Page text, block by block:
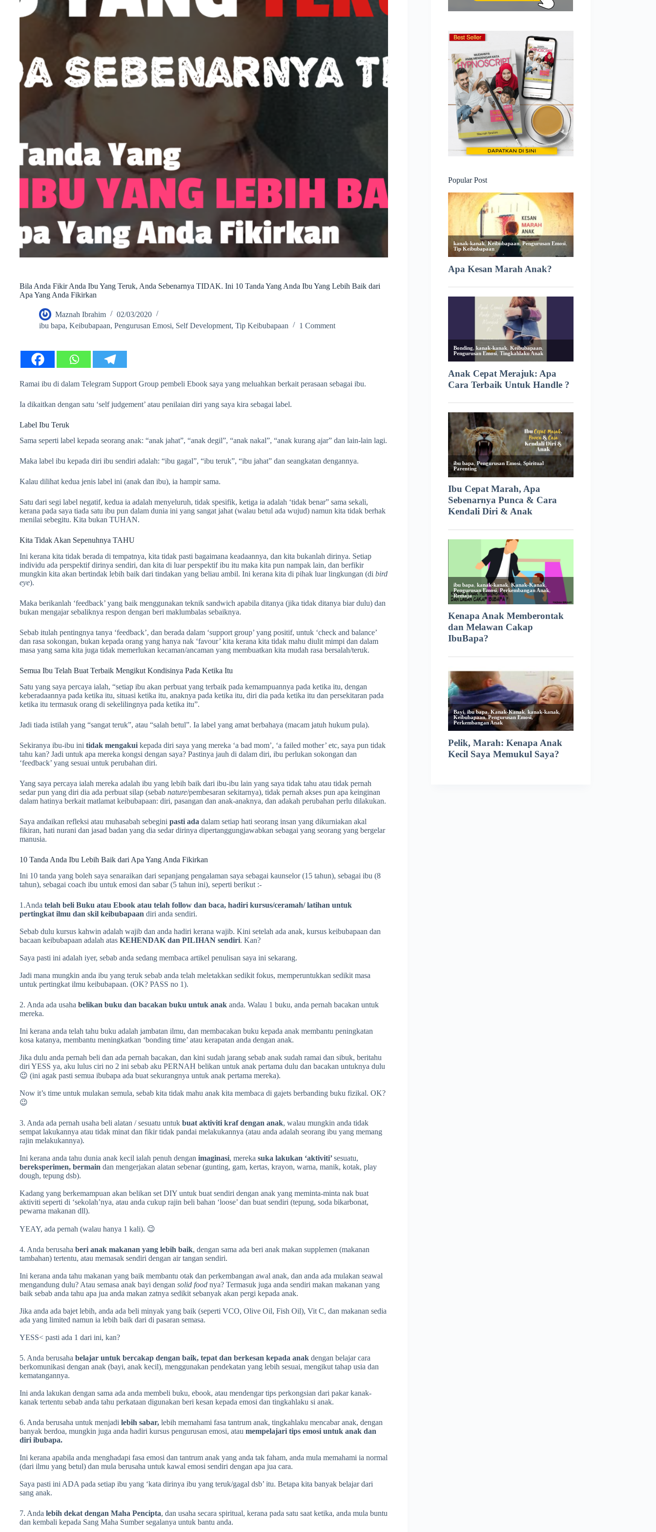
Bila Anda Fikir Anda Ibu Yang Teruk, Anda Sebenarnya TIDAK. Ini 10 Tanda Yang Anda Ibu Yang Lebih Baik dari
Apa Yang Anda Fikirkan
Maznah Ibrahim
02/03/2020
ibu bapa, Keibubapaan, Pengurusan Emosi, Self Development, Tip Keibubapaan 1 Comment
Ramai ibu di dalam Telegram Support Group pembeli Ebook saya yang meluahkan berkait perasaan sebagai ibu.
Ia dikaitkan dengan satu ‘self judgement’ atau penilaian diri yang saya kira sebagai label.
Label Ibu Teruk
Sama seperti label kepada seorang anak: “anak jahat”, “anak degil”, “anak nakal”, “anak kurang ajar” dan lain-lain lagi.
Maka label ibu kepada diri ibu sendiri adalah: “ibu gagal”, “ibu teruk”, “ibu jahat” dan seangkatan dengannya.
Kalau dilihat kedua jenis label ini (anak dan ibu), ia hampir sama.
Satu dari segi label negatif, kedua ia adalah menyeluruh, tidak spesifik, ketiga ia adalah ‘tidak benar” sama sekali,
kerana pada saya tiada satu ibu pun dalam dunia ini yang sangat jahat (walau betul ada wujud) namun kita tidak berhak
menilai sebegitu. Kita bukan TUHAN.
Kita Tidak Akan Sepenuhnya TAHU
Ini kerana kita tidak berada di tempatnya, kita tidak pasti bagaimana keadaannya, dan kita bukanlah dirinya. Setiap
individu ada perspektif dirinya sendiri, dan kita di luar perspektif ibu itu maka kita pun nampak lain, dan berfikir
mungkin kita akan bertindak lebih baik dari tindakan yang beliau ambil. Ini kerana kita di pihak luar lingkungan (di bird
eye).
Maka berikanlah ‘feedback’ yang baik menggunakan teknik sandwich apabila ditanya (jika tidak ditanya biar dulu) dan
bukan mengajar sebaliknya respon dengan beri maklumbalas sebaiknya.
Sebab itulah pentingnya tanya ‘feedback’, dan berada dalam ‘support group’ yang positif, untuk ‘check and balance’
dan rasa sokongan, bukan kepada orang yang hanya nak ‘favour’ kita kerana kita tidak mahu diulit mimpi dan dalam
masa yang sama kita juga tidak memerlukan kecaman/ancaman yang membuatkan kita mudah rasa bersalah/teruk.
Semua Ibu Telah Buat Terbaik Mengikut Kondisinya Pada Ketika Itu
Satu yang saya percaya ialah, “setiap ibu akan perbuat yang terbaik pada kemampuannya pada ketika itu, dengan
keberadaannya pada ketika itu, situasi ketika itu, anaknya pada ketika itu, diri dia pada ketika itu dan persekitaran pada
ketika itu termasuk orang di sekelilingnya pada ketika itu”.
Jadi tiada istilah yang “sangat teruk”, atau “salah betul”. Ia label yang amat berbahaya (macam jatuh hukum pula).
Sekiranya ibu-ibu ini tidak mengakui kepada diri saya yang mereka ‘a bad mom’, ‘a failed mother’ etc, saya pun tidak
tahu kan? Jadi untuk apa mereka kongsi dengan saya? Pastinya jauh di dalam diri, ibu perlukan sokongan dan
‘feedback’ yang sesuai untuk perubahan diri.
Yang saya percaya ialah mereka adalah ibu yang lebih baik dari ibu-ibu lain yang saya tidak tahu atau tidak pernah
sedar pun yang diri dia ada perbuat silap (sebab nature/pembesaran sekitarnya), tidak pernah akses pun apa keinginan
dalam hatinya berkait matlamat keibubapaan: diri, pasangan dan anak-anaknya, dan adakah perubahan perlu dilakukan.
Saya andaikan refleksi atau muhasabah sebegini pasti ada dalam setiap hati seorang insan yang dikurniakan akal
fikiran, hati nurani dan jasad badan yang dia sedar dirinya dipertanggungjawabkan sebagai yang seorang yang bergelar
manusia.
10 Tanda Anda Ibu Lebih Baik dari Apa Yang Anda Fikirkan
Ini 10 tanda yang boleh saya senaraikan dari sepanjang pengalaman saya sebagai kaunselor (15 tahun), sebagai ibu (8
tahun), sebagai coach ibu untuk emosi dan sabar (5 tahun ini), seperti berikut :-
1.Anda telah beli Buku atau Ebook atau telah follow dan baca, hadiri kursus/ceramah/ latihan untuk
pertingkat ilmu dan skil keibubapaan diri anda sendiri.
Sebab dulu kursus kahwin adalah wajib dan anda hadiri kerana wajib. Kini setelah ada anak, kursus keibubapaan dan
bacaan keibubapaan adalah atas KEHENDAK dan PILIHAN sendiri. Kan?
Saya pasti ini adalah iyer, sebab anda sedang membaca artikel penulisan saya ini sekarang.
Jadi mana mungkin anda ibu yang teruk sebab anda telah meletakkan sedikit fokus, memperuntukkan sedikit masa
untuk pertingkat ilmu keibubapaan. (OK? PASS no 1).
2. Anda ada usaha belikan buku dan bacakan buku untuk anak anda. Walau 1 buku, anda pernah bacakan untuk
mereka.
Ini kerana anda telah tahu buku adalah jambatan ilmu, dan membacakan buku kepada anak membantu peningkatan
kosa katanya, membantu meningkatkan ‘bonding time’ atau kerapatan anda dengan anak.
Jika dulu anda pernah beli dan ada pernah bacakan, dan kini sudah jarang sebab anak sudah ramai dan sibuk, beritahu
diri YESS ya, aku lulus ciri no 2 ini sebab aku PERNAH belikan untuk anak pertama dulu dan bacakan untuknya dulu
😉 (ini agak pasti semua ibubapa ada buat sekurangnya untuk anak pertama mereka).
Now it’s time untuk mulakan semula, sebab kita tidak mahu anak kita membaca di gajets berbanding buku fizikal. OK?
😉
3. Anda ada pernah usaha beli alatan / sesuatu untuk buat aktiviti kraf dengan anak, walau mungkin anda tidak
sempat lakukannya atau tidak minat dan fikir tidak pandai melakukannya (atau anda adalah seorang ibu yang memang
rajin melakukannya).
Ini kerana anda tahu dunia anak kecil ialah penuh dengan imaginasi, mereka suka lakukan ‘aktiviti’sesuatu,
bereksperimen, bermain dan mengerjakan alatan sebenar (gunting, gam, kertas, krayon, warna, manik, kotak, play
dough, tepung dsb).
Kadang yang berkemampuan akan belikan set DIY untuk buat sendiri dengan anak yang meminta-minta nak buat
aktiviti seperti di ‘sekolah’nya, atau anda cukup rajin beli bahan ‘loose’ dan buat sendiri (tepung, soda bikarbonat,
pewarna makanan dll).
YEAY, ada pernah (walau hanya 1 kali). 😉
4. Anda berusaha beri anak makanan yang lebih baik, dengan sama ada beri anak makan supplemen (makanan
tambahan) tertentu, atau memasak sendiri dengan air tangan sendiri.
Ini kerana anda tahu makanan yang baik membantu otak dan perkembangan awal anak, dan anda ada mulakan seawal
mengandung dulu? Atau semasa anak bayi dengan solid food nya? Termasuk juga anda sendiri makan makanan yang
baik sebab anda tahu apa jua anda makan zatnya sedikit sebanyak akan pergi kepada anak.
Jika anda ada bajet lebih, anda ada beli minyak yang baik (seperti VCO, Olive Oil, Fish Oil), Vit C, dan makanan sedia
ada yang limited namun ia lebih baik dari di pasaran semasa.
YESS< pasti ada 1 dari ini, kan?
5. Anda berusaha belajar untuk bercakap dengan baik, tepat dan berkesan kepada anak dengan belajar cara
berkomunikasi dengan anak (bayi, anak kecil), menggunakan pendekatan yang lebih sesuai, mengikut tahap usia dan
kematangannya.
Ini anda lakukan dengan sama ada anda membeli buku, ebook, atau mendengar tips perkongsian dari pakar kanak-
kanak tertentu sebab anda tahu perkataan digunakan beri kesan kepada emosi dan tingkahlaku si anak.
6. Anda berusaha untuk menjadi lebih sabar, lebih memahami fasa tantrum anak, tingkahlaku mencabar anak, dengan
banyak berdoa, mungkin juga anda hadiri kursus pengurusan emosi, atau mempelajari tips emosi untuk anak dan
diri ibubapa.
Ini kerana apabila anda menghadapi fasa emosi dan tantrum anak yang anda tak faham, anda mula memahami ia normal
(dari ilmu yang betul) dan mula berusaha untuk kawal emosi sendiri dengan apa jua cara.
Saya pasti ini ADA pada setiap ibu yang ‘kata dirinya ibu yang teruk/gagal dsb’ itu. Betapa kita banyak belajar dari
sang anak.
7. Anda lebih dekat dengan Maha Pencipta, dan usaha secara spiritual, kerana pada satu saat ketika, anda mula buntu
dan kembali kepada Sang Maha Sumber segalanya untuk bantu anda.
Popular Post